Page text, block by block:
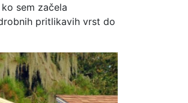
sem začela
pritlikavih vrst do